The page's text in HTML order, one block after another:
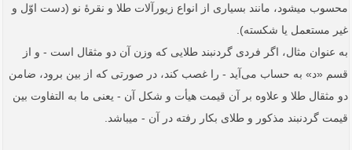
محسوب می­شود، مانند بسیاری از انواع زیور‌آلات طلا و نقرۀ نو (دست اوّل و
غیر مستعمل یا شکسته).
به عنوان مثال، اگر فردی گردنبند طلایی که وزن آن دو مثقال است - و از
قسم «د» به حساب می‌آید - را غصب کند، در صورتی که از بین برود، ضامن
دو مثقال طلا و علاوه بر آن قیمت هیأت و شکل آن - یعنی ما به التفاوت بین
قیمت گردنبند مذکور و طلای بکار رفته در آن - می­باشد.